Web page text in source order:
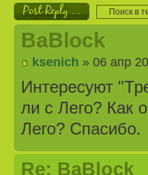
Ответить
BaBlock
ksenich » 06 апр
Интересуют
ли с Лего? Как
Лего? Спасибо.
Re: BaBlock